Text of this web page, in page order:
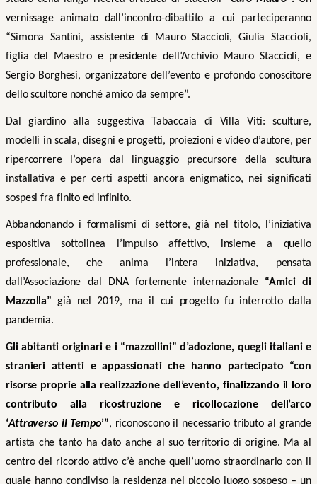
vernissage animato dall’incontro-dibattito a cui parteciperanno
“Simona Santini, assistente di Mauro Staccioli, Giulia Staccioli,
figlia del Maestro e presidente dell’Archivio Mauro Staccioli, e
Sergio Borghesi, organizzatore dell’evento e profondo conoscitore
dello scultore nonché amico da sempre”.
Dal giardino alla suggestiva Tabaccaia di Villa Viti: sculture,
modelli in scala, disegni e progetti, proiezioni e video d’autore, per
ripercorrere l’opera dal linguaggio precursore della scultura
installativa e per certi aspetti ancora enigmatico, nei significati
sospesi fra finito ed infinito.
Abbandonando i formalismi di settore, già nel titolo, l’iniziativa
espositiva sottolinea l’impulso affettivo, insieme a quello
professionale, che anima l’intera iniziativa, pensata
dall’Associazione dal DNA fortemente internazionale “Amici di
Mazzolla” già nel 2019, ma il cui progetto fu interrotto dalla
pandemia.
Gli abitanti originari e i “mazzollini” d’adozione, quegli italiani e
stranieri attenti e appassionati che hanno partecipato “con
risorse proprie alla realizzazione dell’evento, finalizzando il loro
contributo alla ricostruzione e ricollocazione dell’arco
‘Attraverso il Tempo’”, riconoscono il necessario tributo al grande
artista che tanto ha dato anche al suo territorio di origine. Ma al
centro del ricordo attivo c’è anche quell’uomo straordinario con il
quale hanno condiviso la residenza nel piccolo luogo sospeso – un